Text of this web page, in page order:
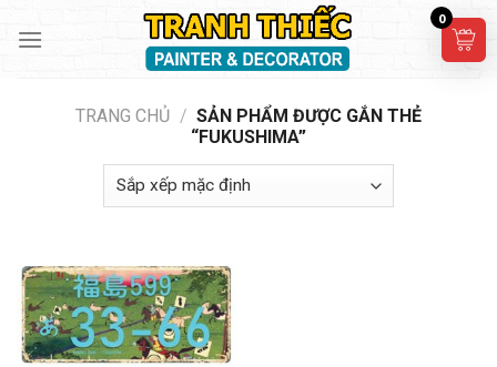
TRANG CHỦ / SẢN PHẨM ĐƯỢC GẮN THẺ
“FUKUSHIMA”
0